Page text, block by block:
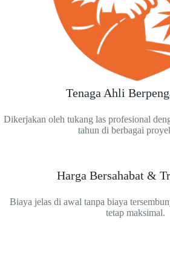
Tenaga Ahli
Dikerjakan oleh tukang las profesional
tahun di berbagai
Harga Bersahabat &
Biaya jelas di awal tanpa biaya
tetap maksimal.